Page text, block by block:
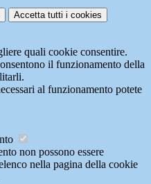
Accetta tutti i cookies
quali cookie consentire.
il funzionamento della
al funzionamento potete
non possono essere
nella pagina della cookie